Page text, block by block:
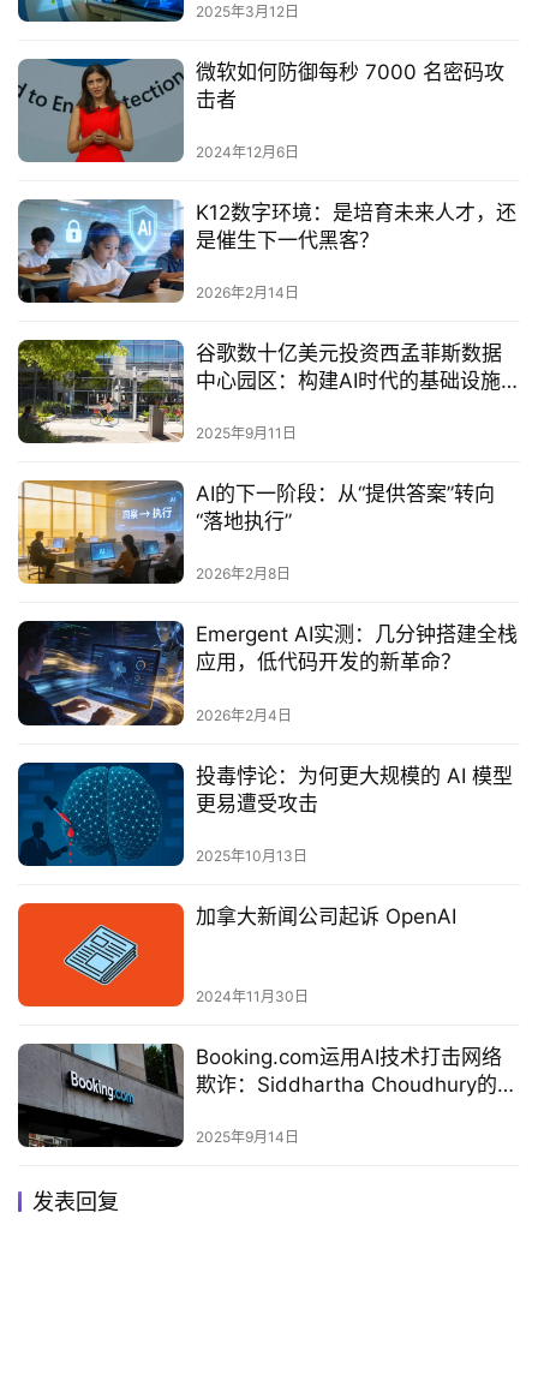
2025年3月12日
微软如何防御每秒 7000 名密码攻
击者
2024年12月6日
K12数字环境：是培育未来人才，还
是催生下一代黑客？
2026年2月14日
谷歌数十亿美元投资西孟菲斯数据
中心园区：构建AI时代的基础设施
2025年9月11日
AI的下一阶段：从“提供答案”转向
“落地执行”
2026年2月8日
Emergent AI实测：几分钟搭建全栈
应用，低代码开发的新革命？
2026年2月4日
投毒悖论：为何更大规模的 AI 模型
更易遭受攻击
2025年10月13日
加拿大新闻公司起诉 OpenAI
2024年11月30日
Booking.com运用AI技术打击网络
欺诈：Siddhartha Choudhury的创
2025年9月14日
发表回复